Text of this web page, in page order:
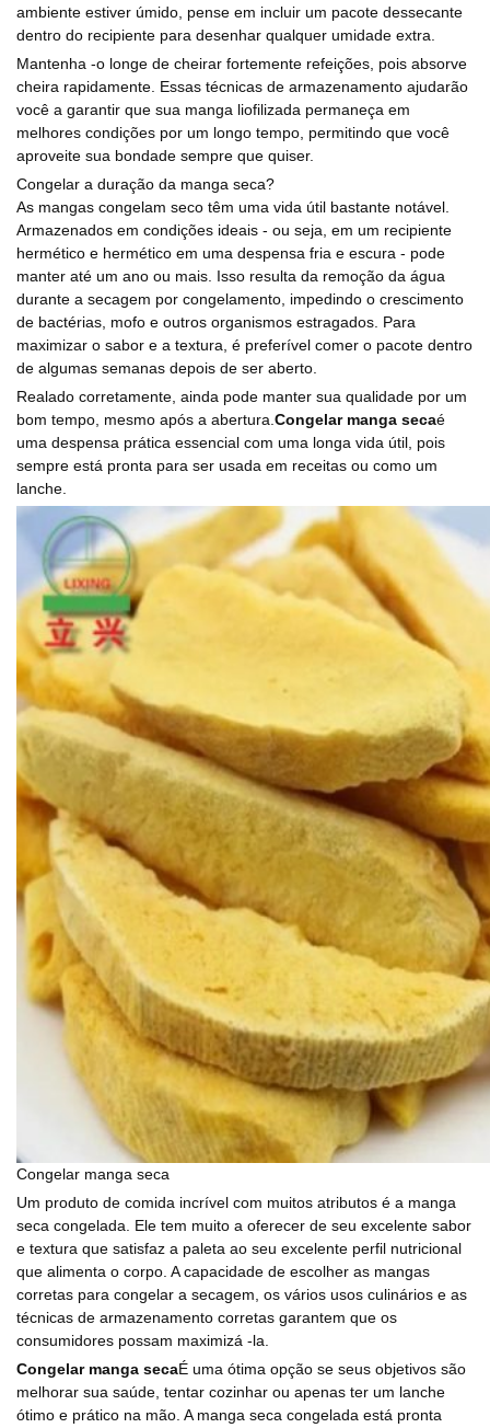
ambiente estiver úmido, pense em incluir um pacote dessecante
dentro do recipiente para desenhar qualquer umidade extra.
Mantenha -o longe de cheirar fortemente refeições, pois absorve
cheira rapidamente. Essas técnicas de armazenamento ajudarão
você a garantir que sua manga liofilizada permaneça em
melhores condições por um longo tempo, permitindo que você
aproveite sua bondade sempre que quiser.
Congelar a duração da manga seca?
As mangas congelam seco têm uma vida útil bastante notável.
Armazenados em condições ideais - ou seja, em um recipiente
hermético e hermético em uma despensa fria e escura - pode
manter até um ano ou mais. Isso resulta da remoção da água
durante a secagem por congelamento, impedindo o crescimento
de bactérias, mofo e outros organismos estragados. Para
maximizar o sabor e a textura, é preferível comer o pacote dentro
de algumas semanas depois de ser aberto.
Realado corretamente, ainda pode manter sua qualidade por um
bom tempo, mesmo após a abertura. Congelar manga secaé
uma despensa prática essencial com uma longa vida útil, pois
sempre está pronta para ser usada em receitas ou como um
lanche.
Congelar manga seca
Um produto de comida incrível com muitos atributos é a manga
seca congelada. Ele tem muito a oferecer de seu excelente sabor
e textura que satisfaz a paleta ao seu excelente perfil nutricional
que alimenta o corpo. A capacidade de escolher as mangas
corretas para congelar a secagem, os vários usos culinários e as
técnicas de armazenamento corretas garantem que os
consumidores possam maximizá -la.
Congelar manga secaÉ uma ótima opção se seus objetivos são
melhorar sua saúde, tentar cozinhar ou apenas ter um lanche
ótimo e prático na mão. A manga seca congelada está pronta